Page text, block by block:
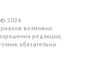
© 2026
возможно
редакции,
обязательна.